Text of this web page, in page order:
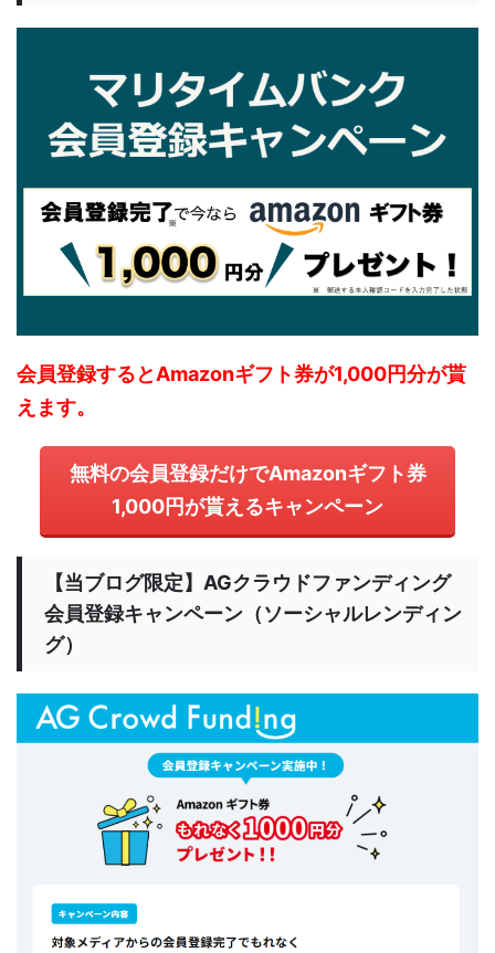
会員登録するとAmazonギフト券が1,000円分が貰
えます。
無料の会員登録だけでAmazonギフト券
1,000円が貰えるキャンペーン
【当ブログ限定】AGクラウドファンディング
会員登録キャンペーン（ソーシャルレンディン
グ）